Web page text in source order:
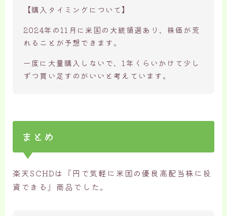
【購入タイミングについて】
2024年の11月に米国の大統領選あり、株価が荒
れることが予想できます。
一度に大量購入しないで、1年くらいかけて少し
ずつ買い足すのがいいと考えています。
まとめ
楽天SCHDは『円で気軽に米国の優良高配当株に投
資できる』商品でした。